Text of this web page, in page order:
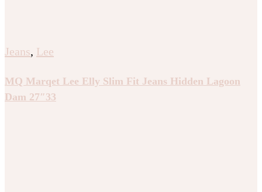
Jeans, Lee
MQ Marqet Lee Elly Slim Fit Jeans Hidden Lagoon
Dam 27″33